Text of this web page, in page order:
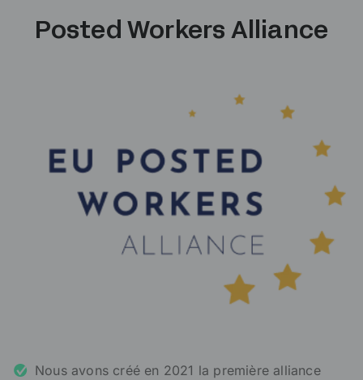
Posted Workers Alliance
Nous avons créé en 2021 la première alliance